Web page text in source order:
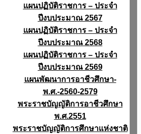
แผนปฏิบัติราชการ – ประจำ
ปีงบประมาณ 2567
แผนปฏิบัติราชการ – ประจำ
ปีงบประมาณ 2568
แผนปฏิบัติราชการ – ประจำ
ปีงบประมาณ 2569
แผนพัฒนาการอาชีวศึกษา-
พ.ศ.-2560-2579
พระราชบัญญัติการอาชีวศึกษา
พ.ศ.2551
พระราชบัญญัติการศึกษาแห่งชาติ